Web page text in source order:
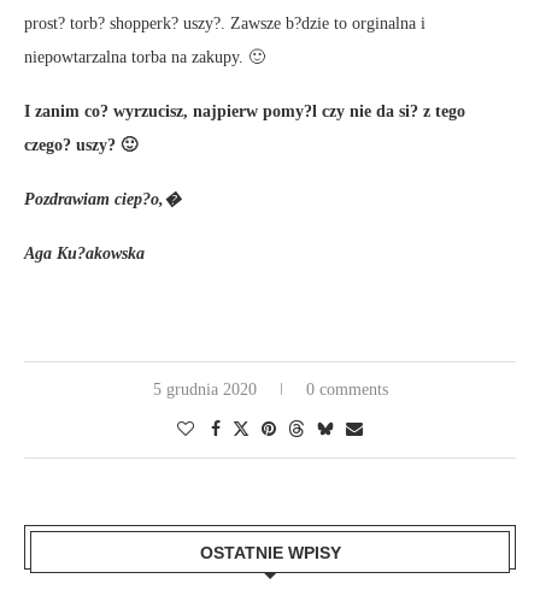
prost? torb? shopperk? uszy?. Zawsze b?dzie to orginalna i
niepowtarzalna torba na zakupy. 🙂
I zanim co? wyrzucisz, najpierw pomy?l czy nie da si? z tego
czego? uszy? 🙂
Pozdrawiam ciep?o,�
Aga Ku?akowska
5 grudnia 2020 0 comments
OSTATNIE WPISY